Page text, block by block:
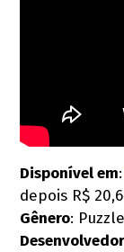
Disponível em
depois R$
Gênero: Puzzle